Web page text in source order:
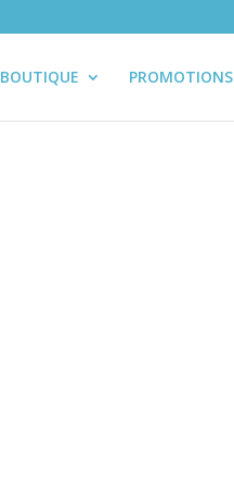
BOUTIQUE PROMOTIONS